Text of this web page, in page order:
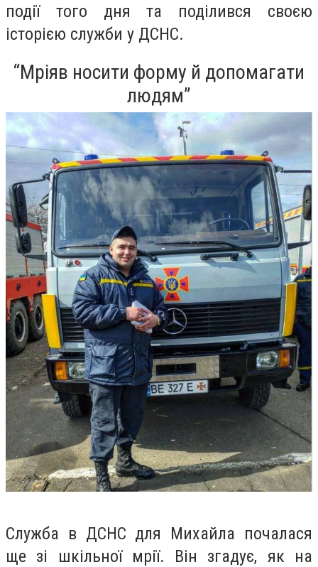
події того дня та поділився своєю
історією служби у ДСНС.
“Мріяв носити форму й допомагати
людям”
Служба в ДСНС для Михайла почалася
ще зі шкільної мрії. Він згадує, як на